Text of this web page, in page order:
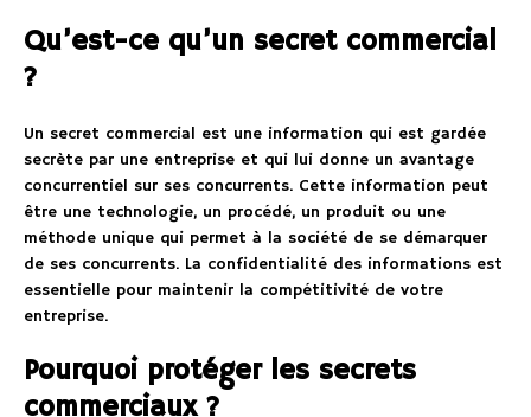
Qu’est-ce qu’un secret commercial
?
Un secret commercial est une information qui est gardée
secrète par une entreprise et qui lui donne un avantage
concurrentiel sur ses concurrents. Cette information peut
être une technologie, un procédé, un produit ou une
méthode unique qui permet à la société de se démarquer
de ses concurrents. La confidentialité des informations est
essentielle pour maintenir la compétitivité de votre
entreprise.
Pourquoi protéger les secrets
commerciaux ?